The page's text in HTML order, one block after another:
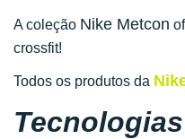
A coleção Nike Metcon
crossfit!
Todos os produtos da
Tecnologias